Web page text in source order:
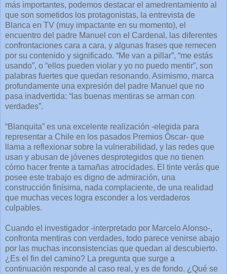
más importantes, podemos destacar el amedrentamiento al
que son sometidos los protagonistas, la entrevista de
Blanca en TV (muy impactante en su momento), el
encuentro del padre Manuel con el Cardenal, las diferentes
confrontaciones cara a cara, y algunas frases que remecen
por su contenido y significado. “Me van a pillar”, “me estás
usando”, o “ellos pueden violar y yo no puedo mentir”, son
palabras fuertes que quedan resonando. Asimismo, marca
profundamente una expresión del padre Manuel que no
pasa inadvertida: “las buenas mentiras se arman con
verdades”.
“Blanquita” es una excelente realización -elegida para
representar a Chile en los pasados Premios Óscar- que
llama a reflexionar sobre la vulnerabilidad, y las redes que
usan y abusan de jóvenes desprotegidos que no tienen
cómo hacer frente a tamañas atrocidades. El tinte verás que
posee este trabajo es digno de admiración, una
construcción finísima, nada complaciente, de una realidad
que muchas veces logra esconder a los verdaderos
culpables.
Cuando el investigador -interpretado por Marcelo Alonso-,
confronta mentiras con verdades, todo parece venirse abajo
por las muchas inconsistencias que quedan al descubierto.
¿Es el fin del camino? La pregunta que surge a
continuación responde al caso real, y es de fondo. ¿Qué se